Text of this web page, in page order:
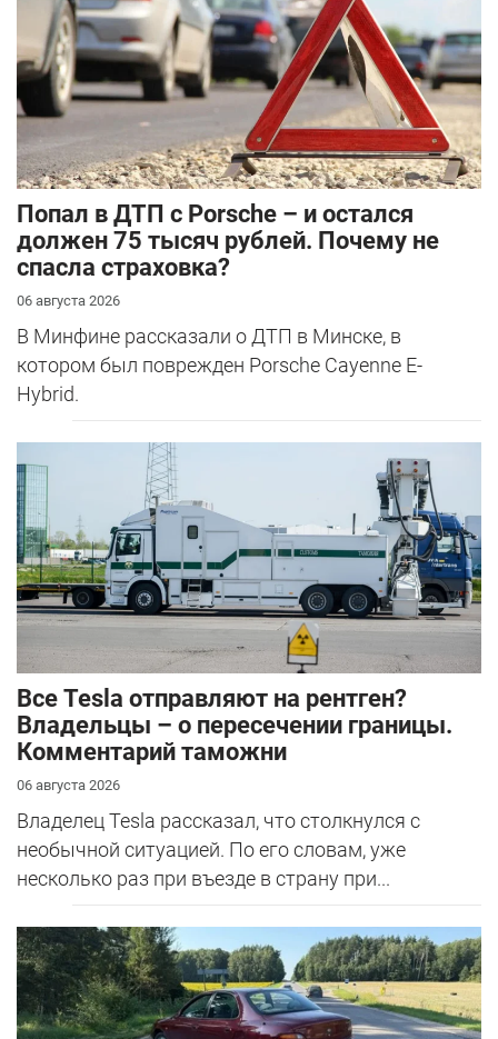
​Попал в ДТП с Porsche – и остался
должен 75 тысяч рублей. Почему не
спасла страховка?
06 августа 2026
В Минфине рассказали о ДТП в Минске, в
котором был поврежден Porsche Cayenne E-
Hybrid.
Все Tesla отправляют на рентген?
Владельцы – о пересечении границы.
Комментарий таможни
06 августа 2026
Владелец Tesla рассказал, что столкнулся с
необычной ситуацией. По его словам, уже
несколько раз при въезде в страну при...